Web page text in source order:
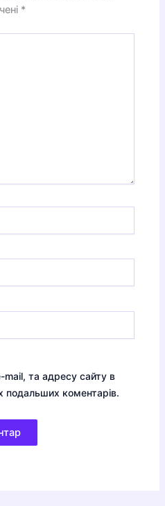
*
mail, та адресу сайту в
подальших коментарів.